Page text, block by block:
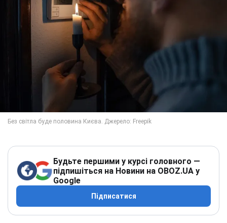
Будьте першими у курсі головного —
підпишіться на Новини на OBOZ.UA у
Google
Підписатися